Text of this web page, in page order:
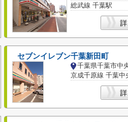
総武線 千葉駅
セブンイレブン千葉新田町
千葉県千葉市中
京成千原線 千葉中